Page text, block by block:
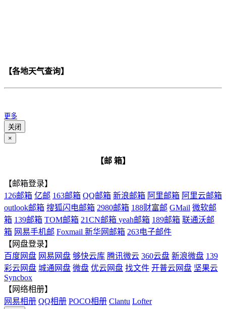
【各地天气查询】
更多
关闭
×
【邮 箱】
【邮箱登录】
126邮箱 亿邮 163邮箱 QQ邮箱 新浪邮箱 阿里邮箱 阿里云邮箱
outlook邮箱 搜狐闪电邮箱 2980邮箱 188财富邮 GMail 微软邮
箱 139邮箱 TOM邮箱 21CN邮箱 yeah邮箱 189邮箱 联通沃邮
箱 网易手机邮 Foxmail 新华网邮箱 263电子邮件
【网盘登录】
百度网盘 网易网盘 够快云库 腾讯微云 360云盘 新浪微盘 139
彩云网盘 城通网盘 微盘 优云网盘 找文件 开普云网盘 坚果云
Syncbox
【网络相册】
网易相册 QQ相册 POCO相册 Clantu Lofter